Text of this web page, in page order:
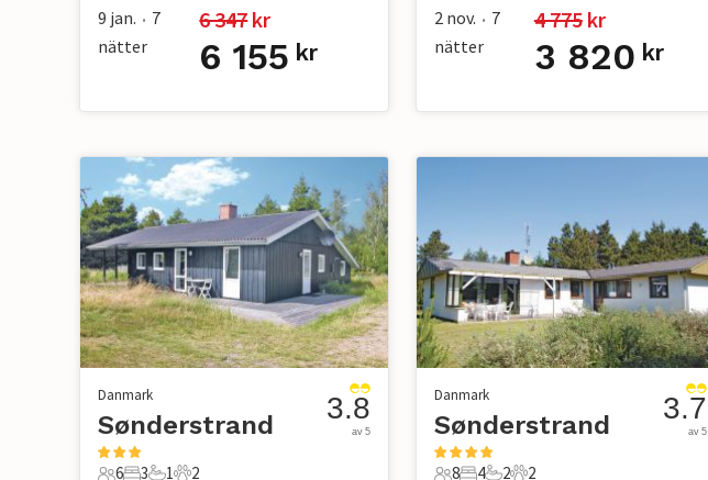
9 jan. • 7
nätter
6 347 kr
6 155 kr
2 nov. • 7
nätter
4 775 kr
3 820 kr
Danmark
Sønderstrand
6 3 1 2
3.8
av 5
Danmark
Sønderstrand
8 4 2 2
3.7
av 5